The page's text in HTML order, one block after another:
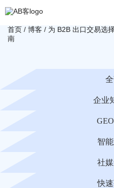
首页 / 博客 / 为 B2B 出口交易选
南
企业
智
社
快